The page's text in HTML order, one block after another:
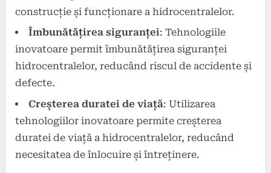
construcție și funcționare a hidrocentralelor.
Îmbunătățirea siguranței: Tehnologiile
inovatoare permit îmbunătățirea siguranței
hidrocentralelor, reducând riscul de accidente și
defecte.
Creșterea duratei de viață: Utilizarea
tehnologiilor inovatoare permite creșterea
duratei de viață a hidrocentralelor, reducând
necesitatea de înlocuire și întreținere.